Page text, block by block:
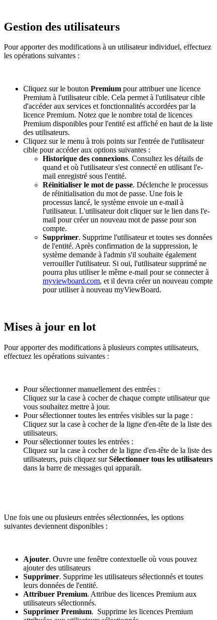
Gestion des utilisateurs
Pour apporter des modifications à un utilisateur individuel, effectuez
les opérations suivantes :
Cliquez sur le bouton Premium pour attribuer une licence
Premium à l'utilisateur cible. Cela permet à l'utilisateur cible
d'accéder aux services et fonctionnalités accordées par la
licence Premium. Notez que le nombre total de licences
Premium disponibles pour l'entité est affiché en haut de la liste
des utilisateurs.
Cliquez sur le menu à trois points sur l'entrée de l'utilisateur
cible pour accéder aux options suivantes :
Historique des connexions. Consultez les détails de
quand et où l'utilisateur s'est connecté en utilisant l'e-
mail enregistré sous l'entité.
Réinitialiser le mot de passe. Déclenche le processus
de réinitialisation du mot de passe. Une fois le
processus lancé, le système envoie un e-mail à
l'utilisateur. L'utilisateur doit cliquer sur le lien dans l'e-
mail pour créer un nouveau mot de passe pour son
compte.
Supprimer. Supprime l'utilisateur et toutes ses données
de l'entité. Après confirmation de la suppression, le
système demande à l'admin s'il souhaite également
verrouiller l'utilisateur. Si oui, l'utilisateur supprimé ne
pourra plus utiliser le même e-mail pour se connecter à
myviewboard.com, et il devra créer un nouveau compte
pour utiliser à nouveau myViewBoard.
Mises à jour en lot
Pour apporter des modifications à plusieurs comptes utilisateurs,
effectuez les opérations suivantes :
Pour sélectionner manuellement des entrées :
Cliquez sur la case à cocher de chaque compte utilisateur que
vous souhaitez mettre à jour.
Pour sélectionner toutes les entrées visibles sur la page :
Cliquez sur la case à cocher de la ligne d'en-tête de la liste des
utilisateurs.
Pour sélectionner toutes les entrées :
Cliquez sur la case à cocher de la ligne d'en-tête de la liste des
utilisateurs, puis cliquez surSélectionner tous les utilisateurs
dans la barre de messages qui apparaît.
Une fois une ou plusieurs entrées sélectionnées, les options
suivantes deviennent disponibles :
Ajouter. Ouvre une fenêtre contextuelle où vous pouvez
ajouter des utilisateurs
Supprimer. Supprime les utilisateurs sélectionnés et toutes
leurs données de l'entité.
Attribuer Premium. Attribue des licences Premium aux
utilisateurs sélectionnés.
Supprimer Premium. Supprime les licences Premium